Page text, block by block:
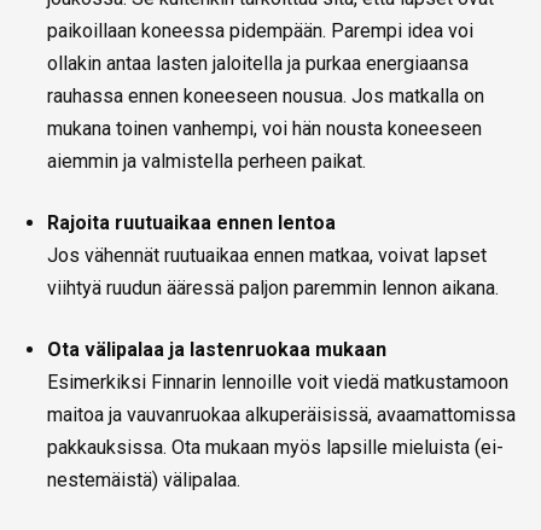
paikoillaan koneessa pidempään. Parempi idea voi
ollakin antaa lasten jaloitella ja purkaa energiaansa
rauhassa ennen koneeseen nousua. Jos matkalla on
mukana toinen vanhempi, voi hän nousta koneeseen
aiemmin ja valmistella perheen paikat.
Rajoita ruutuaikaa ennen lentoa
Jos vähennät ruutuaikaa ennen matkaa, voivat lapset
viihtyä ruudun ääressä paljon paremmin lennon aikana.
Ota välipalaa ja lastenruokaa mukaan
Esimerkiksi Finnarin lennoille voit viedä matkustamoon
maitoa ja vauvanruokaa alkuperäisissä, avaamattomissa
pakkauksissa. Ota mukaan myös lapsille mieluista (ei-
nestemäistä) välipalaa.